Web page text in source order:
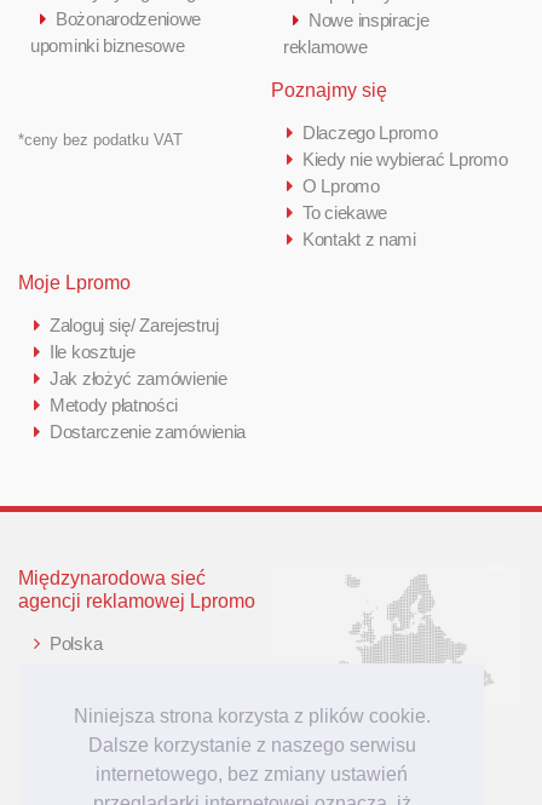
Niniejsza strona korzysta z plików cookie.
Dalsze korzystanie z naszego serwisu
internetowego, bez zmiany ustawień
Bożonarodzeniowe
upominki biznesowe
*ceny bez podatku VAT
Nowe inspiracje
reklamowe
Poznajmy się
Dlaczego Lpromo
Kiedy nie wybierać Lpromo
O Lpromo
To ciekawe
Kontakt z nami
Moje Lpromo
Zaloguj się/ Zarejestruj
Ile kosztuje
Jak złożyć zamówienie
Metody płatności
Dostarczenie zamówienia
Międzynarodowa sieć
agencji reklamowej Lpromo
Polska
Litwa
Łotwa